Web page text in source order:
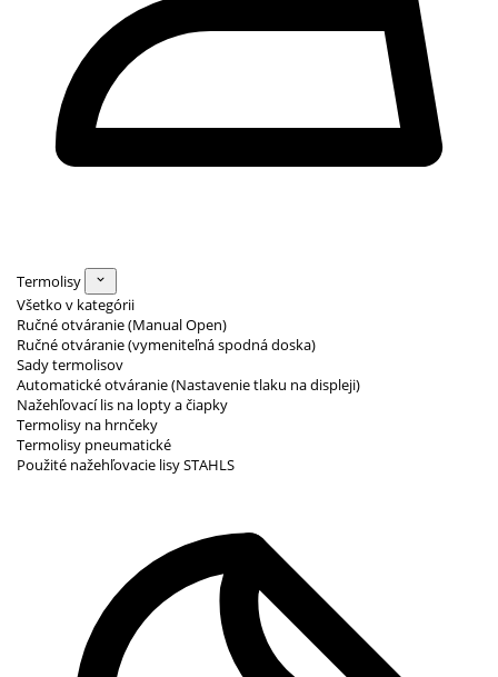
Termolisy
Všetko v kategórii
Ručné otváranie (Manual Open)
Ručné otváranie (vymeniteľná spodná doska)
Sady termolisov
Automatické otváranie (Nastavenie tlaku na displeji)
Nažehľovací lis na lopty a čiapky
Termolisy na hrnčeky
Termolisy pneumatické
Použité nažehľovacie lisy STAHLS